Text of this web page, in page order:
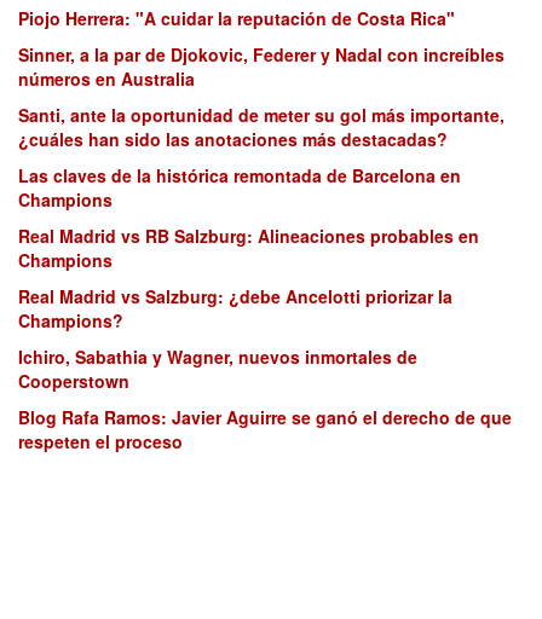
Piojo Herrera: "A cuidar la reputación de Costa Rica"
Sinner, a la par de Djokovic, Federer y Nadal con increíbles
números en Australia
Santi, ante la oportunidad de meter su gol más importante,
¿cuáles han sido las anotaciones más destacadas?
Las claves de la histórica remontada de Barcelona en
Champions
Real Madrid vs RB Salzburg: Alineaciones probables en
Champions
Real Madrid vs Salzburg: ¿debe Ancelotti priorizar la
Champions?
Ichiro, Sabathia y Wagner, nuevos inmortales de
Cooperstown
Blog Rafa Ramos: Javier Aguirre se ganó el derecho de que
respeten el proceso